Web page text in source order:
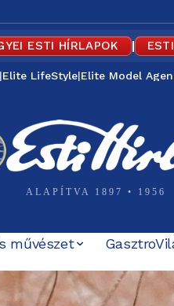
ESTI HÍRLAPOK |
Elite LifeStyle|Elite Model
ALAPÍTVA 1897 • 1956
művészet